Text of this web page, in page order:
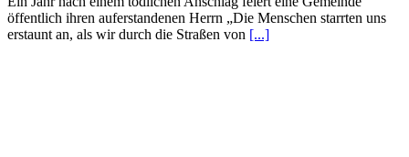
öffentlich ihren auferstandenen Herrn „Die Menschen starrten uns
erstaunt an, als wir durch die Straßen von [...]